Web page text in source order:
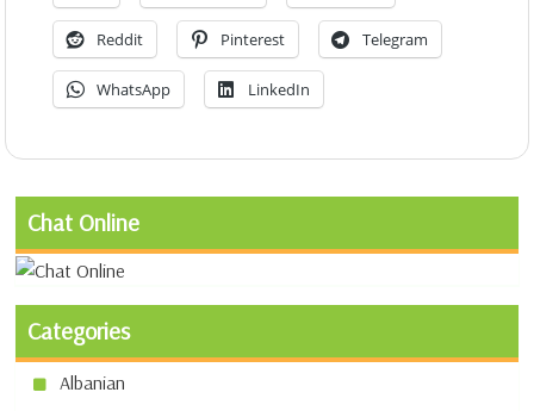
Reddit Pinterest Telegram
WhatsApp LinkedIn
Chat Online
Categories
Albanian